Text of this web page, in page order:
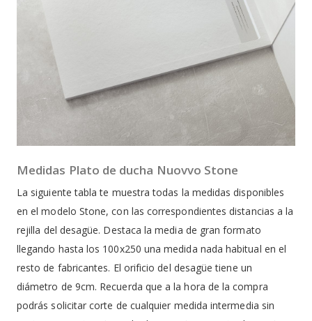
Medidas Plato de ducha Nuovvo Stone
La siguiente tabla te muestra todas la medidas disponibles
en el modelo Stone, con las correspondientes distancias a la
rejilla del desagüe. Destaca la media de gran formato
llegando hasta los 100x250 una medida nada habitual en el
resto de fabricantes. El orificio del desagüe tiene un
diámetro de 9cm. Recuerda que a la hora de la compra
podrás solicitar corte de cualquier medida intermedia sin